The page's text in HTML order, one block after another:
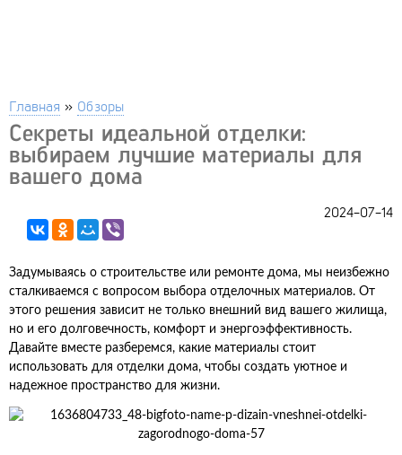
Главная » Обзоры
Секреты идеальной отделки:
выбираем лучшие материалы для
вашего дома
2024-07-14
Задумываясь о строительстве или ремонте дома, мы неизбежно
сталкиваемся с вопросом выбора отделочных материалов. От
этого решения зависит не только внешний вид вашего жилища,
но и его долговечность, комфорт и энергоэффективность.
Давайте вместе разберемся, какие материалы стоит
использовать для отделки дома, чтобы создать уютное и
надежное пространство для жизни.